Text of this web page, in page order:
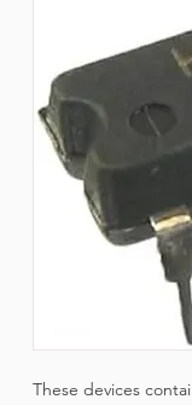
These devices